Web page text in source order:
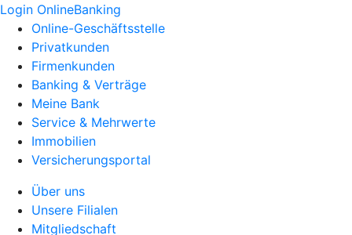
Login OnlineBanking
Online-Geschäftsstelle
Privatkunden
Firmenkunden
Banking & Verträge
Meine Bank
Service & Mehrwerte
Immobilien
Versicherungsportal
Über uns
Unsere Filialen
Mitgliedschaft